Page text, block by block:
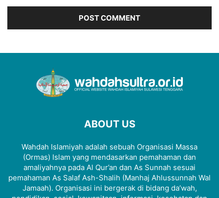
ABOUT US
Wahdah Islamiyah adalah sebuah Organisasi Massa
(Ormas) Islam yang mendasarkan pemahaman dan
amaliyahnya pada Al Qur’an dan As Sunnah sesuai
pemahaman As Salaf Ash-Shalih (Manhaj Ahlussunnah Wal
Jamaah). Organisasi ini bergerak di bidang da’wah,